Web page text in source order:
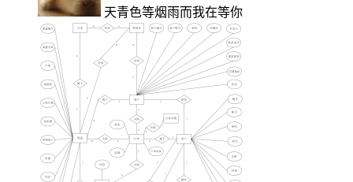
天青色等烟雨而我在等你